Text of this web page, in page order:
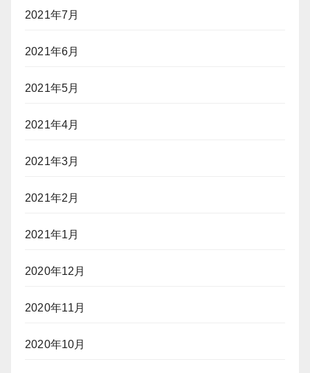
2021年7月
2021年6月
2021年5月
2021年4月
2021年3月
2021年2月
2021年1月
2020年12月
2020年11月
2020年10月